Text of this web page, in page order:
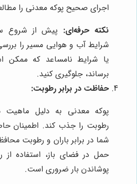
اجرای صحیح پوکه معدنی را
نکته حرفه‌ای: پیش از شروع
شرایط آب و هوایی مسیر را
یا شرایط نامساعد که
برساند، جلوگیری کنید.
حفاظت در برابر رطوبت:
پوکه معدنی به دلیل ماهیت
رطوبت را جذب کند. اطمینان
شما در برابر باران و رطوبت
حمل در فضای باز، استفاده
پوشاندن بار ضروری است.